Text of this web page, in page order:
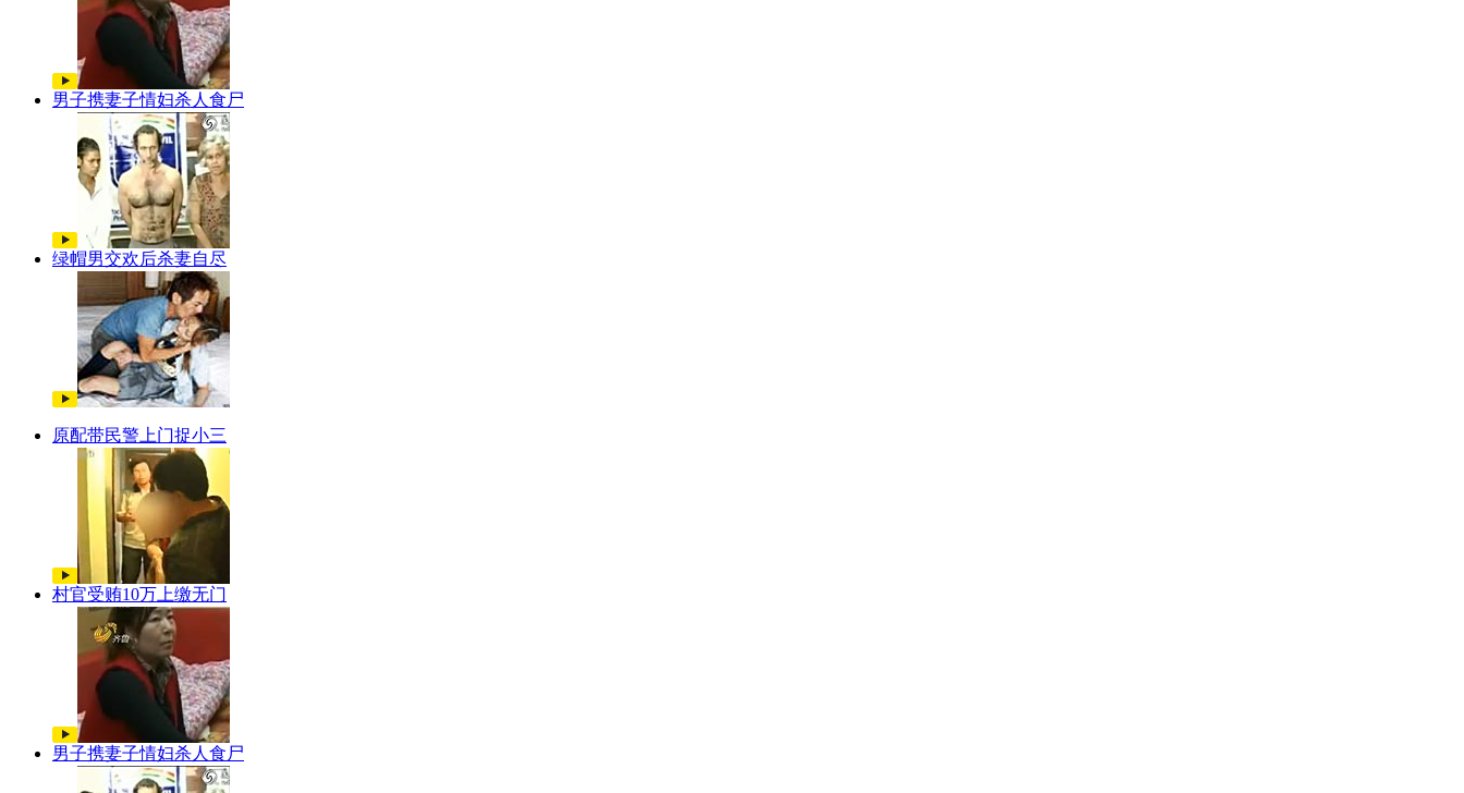
男子携妻子情妇杀人食尸
绿帽男交欢后杀妻自尽
原配带民警上门捉小三
村官受贿10万上缴无门
男子携妻子情妇杀人食尸